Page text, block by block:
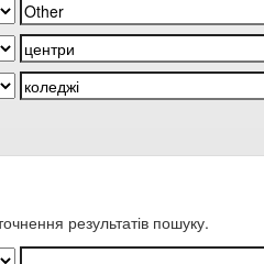
результатів пошуку.